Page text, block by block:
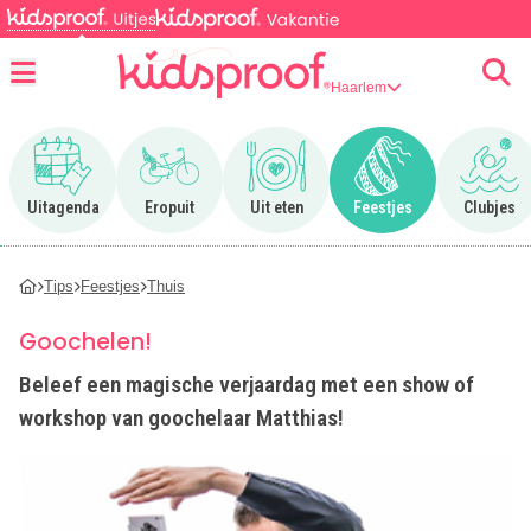
Haarlem
Uitagenda
Ga naar Uitagenda
Eropuit
Ga naar Eropuit
Uit eten
Ga naar Uit eten
Feestjes
Ga naar Feestjes
Clubjes
Ga
Tips Feestjes Thuis
Goochelen!
Beleef een magische verjaardag met een show of
workshop van goochelaar Matthias!